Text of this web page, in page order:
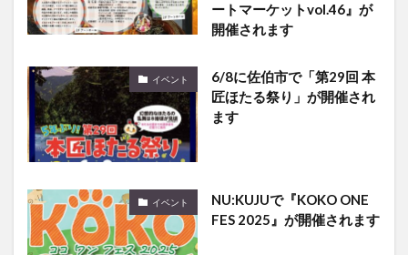
ートマーケットvol.46』が
開催されます
イベント
6/8に佐伯市で「第29回 本
匠ほたる祭り」が開催され
ます
イベント
NU:KUJUで『KOKO ONE
FES 2025』が開催されます